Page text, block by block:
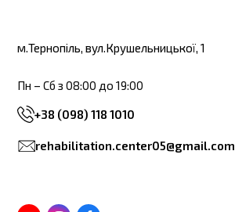
м.Тернопіль, вул.Крушельницької, 1
Пн – Сб з 08:00 до 19:00
+38 (098) 118 1010
rehabilitation.center05@gmail.com